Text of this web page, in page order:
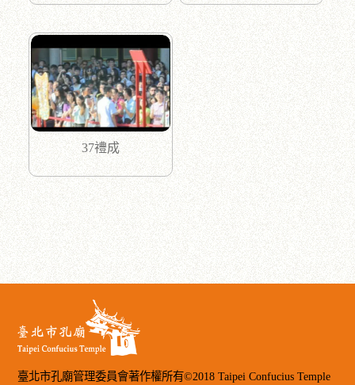
37禮成
臺北市孔廟管理委員會著作權所有©2018 Taipei Confucius Temple